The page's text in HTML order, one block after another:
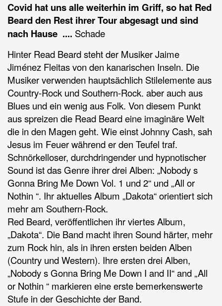
Covid hat uns alle weiterhin im Griff, so hat Red
Beard den Rest ihrer Tour abgesagt und sind
nach Hause .... Schade
Hinter Read Beard steht der Musiker Jaime
Jiménez Fleitas von den kanarischen Inseln. Die
Musiker verwenden hauptsächlich Stilelemente aus
Country-Rock und Southern-Rock. aber auch aus
Blues und ein wenig aus Folk. Von diesem Punkt
aus spreizen die Read Beard eine imaginäre Welt
die in den Magen geht. Wie einst Johnny Cash, sah
Jesus im Feuer während er den Teufel traf.
Schnörkelloser, durchdringender und hypnotischer
Sound ist das Genre ihrer drei Alben: „Nobody s
Gonna Bring Me Down Vol. 1 und 2“ und „All or
Nothin “. Ihr aktuelles Album „Dakota“ orientiert sich
mehr am Southern-Rock.
Red Beard, veröffentlichen ihr viertes Album,
„Dakota“. Die Band macht ihren Sound härter, mehr
zum Rock hin, als in ihren ersten beiden Alben
(Country und Western). Ihre ersten drei Alben,
„Nobody s Gonna Bring Me Down I and II“ and „All
or Nothin “ markieren eine erste bemerkenswerte
Stufe in der Geschichte der Band.